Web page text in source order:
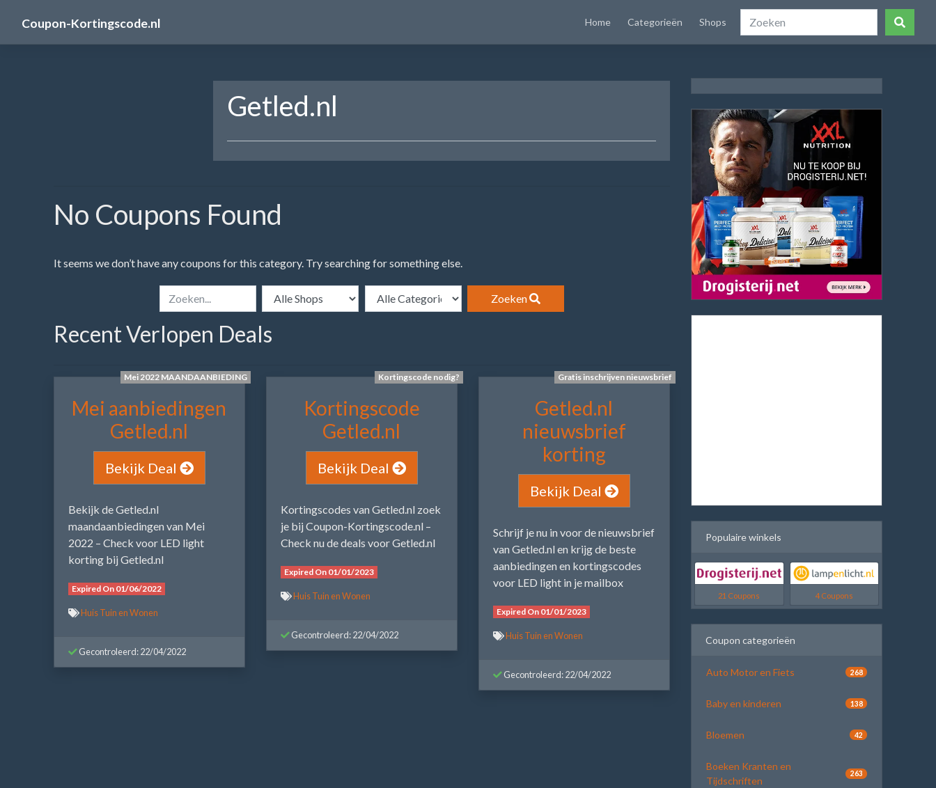
Coupon-Kortingscode.nl Home Categorieën Shops
Getled.nl
No Coupons Found
It seems we don’t have any coupons for this category. Try searching for something else.
Zoeken
Recent Verlopen Deals
Mei 2022 MAANDAANBIEDING
Mei aanbiedingen
Getled.nl
Bekijk Deal
Bekijk de Getled.nl
maandaanbiedingen van Mei
2022 – Check voor LED light
korting bij Getled.nl
Expired On 01/06/2022
Huis Tuin en Wonen
Gecontroleerd: 22/04/2022
Kortingscode nodig?
Kortingscode
Getled.nl
Bekijk Deal
Kortingscodes van Getled.nl zoek
je bij Coupon-Kortingscode.nl –
Check nu de deals voor Getled.nl
Expired On 01/01/2023
Huis Tuin en Wonen
Gecontroleerd: 22/04/2022
Gratis inschrijven nieuwsbrief
Getled.nl
nieuwsbrief
korting
Bekijk Deal
Schrijf je nu in voor de nieuwsbrief
van Getled.nl en krijg de beste
aanbiedingen en kortingscodes
voor LED light in je mailbox
Expired On 01/01/2023
Huis Tuin en Wonen
Gecontroleerd: 22/04/2022
Populaire winkels
21 Coupons 4 Coupons
Coupon categorieën
Auto Motor en Fiets 268
Baby en kinderen 138
Bloemen 42
Boeken Kranten en
Tijdschriften
263